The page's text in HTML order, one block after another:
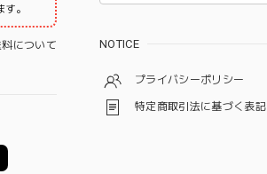
。
について NOTICE
プライバシーポリシー
特定商取引法に基づく表記